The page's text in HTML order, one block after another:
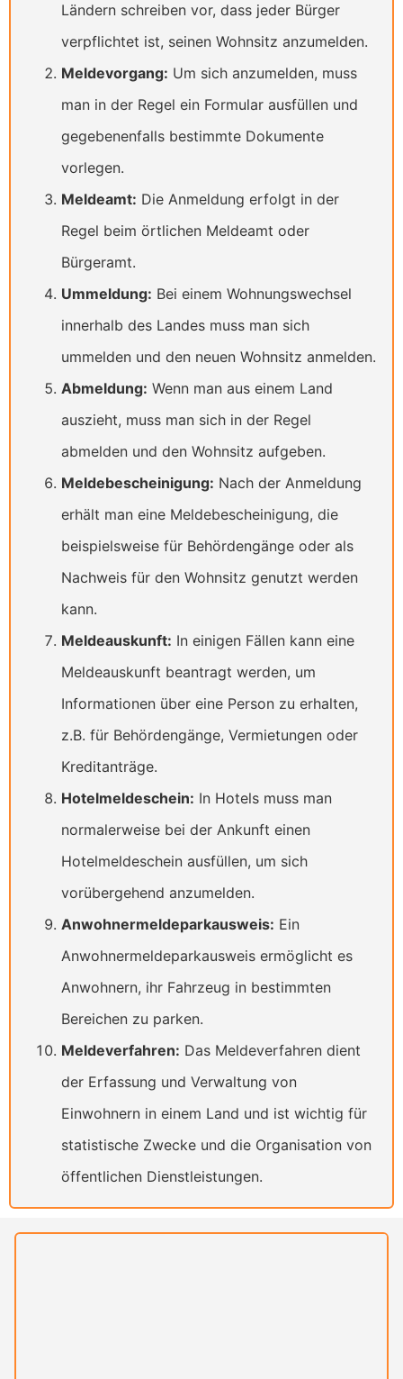
Ländern schreiben vor, dass jeder Bürger
verpflichtet ist, seinen Wohnsitz anzumelden.
Meldevorgang: Um sich anzumelden, muss
man in der Regel ein Formular ausfüllen und
gegebenenfalls bestimmte Dokumente
vorlegen.
Meldeamt: Die Anmeldung erfolgt in der
Regel beim örtlichen Meldeamt oder
Bürgeramt.
Ummeldung: Bei einem Wohnungswechsel
innerhalb des Landes muss man sich
ummelden und den neuen Wohnsitz anmelden.
Abmeldung: Wenn man aus einem Land
auszieht, muss man sich in der Regel
abmelden und den Wohnsitz aufgeben.
Meldebescheinigung: Nach der Anmeldung
erhält man eine Meldebescheinigung, die
beispielsweise für Behördengänge oder als
Nachweis für den Wohnsitz genutzt werden
kann.
Meldeauskunft: In einigen Fällen kann eine
Meldeauskunft beantragt werden, um
Informationen über eine Person zu erhalten,
z.B. für Behördengänge, Vermietungen oder
Kreditanträge.
Hotelmeldeschein: In Hotels muss man
normalerweise bei der Ankunft einen
Hotelmeldeschein ausfüllen, um sich
vorübergehend anzumelden.
Anwohnermeldeparkausweis: Ein
Anwohnermeldeparkausweis ermöglicht es
Anwohnern, ihr Fahrzeug in bestimmten
Bereichen zu parken.
Meldeverfahren: Das Meldeverfahren dient
der Erfassung und Verwaltung von
Einwohnern in einem Land und ist wichtig für
statistische Zwecke und die Organisation von
öffentlichen Dienstleistungen.